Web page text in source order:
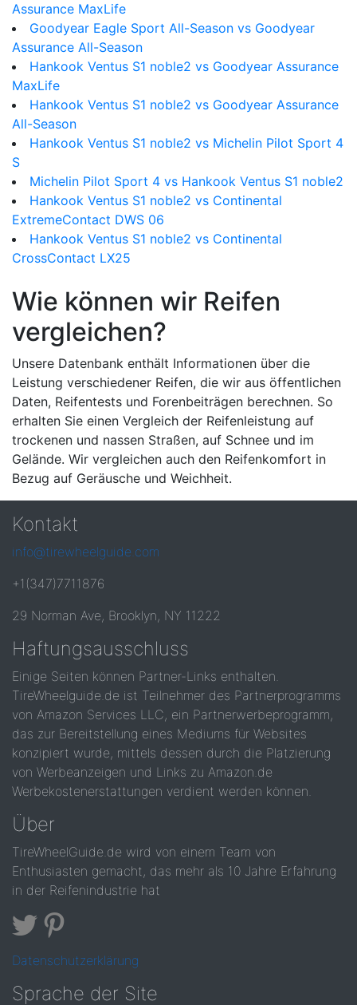
Assurance MaxLife
Goodyear Eagle Sport All-Season vs Goodyear
Assurance All-Season
Hankook Ventus S1 noble2 vs Goodyear Assurance
MaxLife
Hankook Ventus S1 noble2 vs Goodyear Assurance
All-Season
Hankook Ventus S1 noble2 vs Michelin Pilot Sport 4
S
Michelin Pilot Sport 4 vs Hankook Ventus S1 noble2
Hankook Ventus S1 noble2 vs Continental
ExtremeContact DWS 06
Hankook Ventus S1 noble2 vs Continental
CrossContact LX25
Wie können wir Reifen
vergleichen?
Unsere Datenbank enthält Informationen über die
Leistung verschiedener Reifen, die wir aus öffentlichen
Daten, Reifentests und Forenbeiträgen berechnen. So
erhalten Sie einen Vergleich der Reifenleistung auf
trockenen und nassen Straßen, auf Schnee und im
Gelände. Wir vergleichen auch den Reifenkomfort in
Bezug auf Geräusche und Weichheit.
Kontakt
info@tirewheelguide.com
+1(347)7711876
29 Norman Ave, Brooklyn, NY 11222
Haftungsausschluss
Einige Seiten können Partner-Links enthalten.
TireWheelguide.de ist Teilnehmer des Partnerprogramms
von Amazon Services LLC, ein Partnerwerbeprogramm,
das zur Bereitstellung eines Mediums für Websites
konzipiert wurde, mittels dessen durch die Platzierung
von Werbeanzeigen und Links zu Amazon.de
Werbekostenerstattungen verdient werden können.
Über
TireWheelGuide.de wird von einem Team von
Enthusiasten gemacht, das mehr als 10 Jahre Erfahrung
in der Reifenindustrie hat
Datenschutzerklärung
Sprache der Site